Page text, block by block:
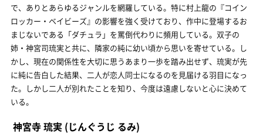
で、ありとあらゆるジャンルを網羅している。特に村上龍の『コイン
ロッカー・ベイビーズ』の影響を強く受けており、作中に登場するお
まじないである「ダチュラ」を罵倒代わりに頻用している。双子の
姉・神宮司琉実と共に、隣家の純に幼い頃から思いを寄せている。し
かし、現在の関係性を大切に思うあまり一歩を踏み出せず、琉実が先
に純に告白した結果、二人が恋人同士になるのを見届ける羽目になっ
た。しかし二人が別れたことを知り、今度は遠慮しないと心に決めて
いる。
神宮寺 琉実 (じんぐうじ るみ)